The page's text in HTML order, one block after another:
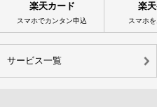
楽天カード
スマホでカンタン申込
楽
スマホ
サービス一覧